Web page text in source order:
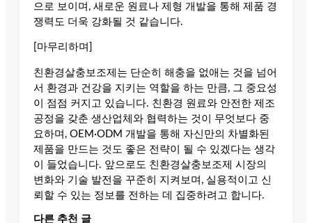
으로 보이며, 새로운 원료나 제형 개발을 통해 제품 경
쟁력도 더욱 강화될 것 같습니다.
[마무리하며]
친환경살충보조제는 단순히 해충을 없애는 것을 넘어
서 환경과 건강을 지키는 역할을 하는 만큼, 그 중요성
이 점점 커지고 있습니다. 친환경 원료와 안전한 제조
공정을 갖춘 생산업체와 협력하는 것이 무엇보다 중
요하며, OEM·ODM 개발을 통해 자신만의 차별화된
제품을 만드는 것도 좋은 전략이 될 수 있겠다는 생각
이 들었습니다. 앞으로도 친환경살충보조제 시장의
변화와 기술 발전을 꾸준히 지켜보며, 실용적이고 신
뢰할 수 있는 정보를 전하는 데 집중하려고 합니다.
다른 추천 글